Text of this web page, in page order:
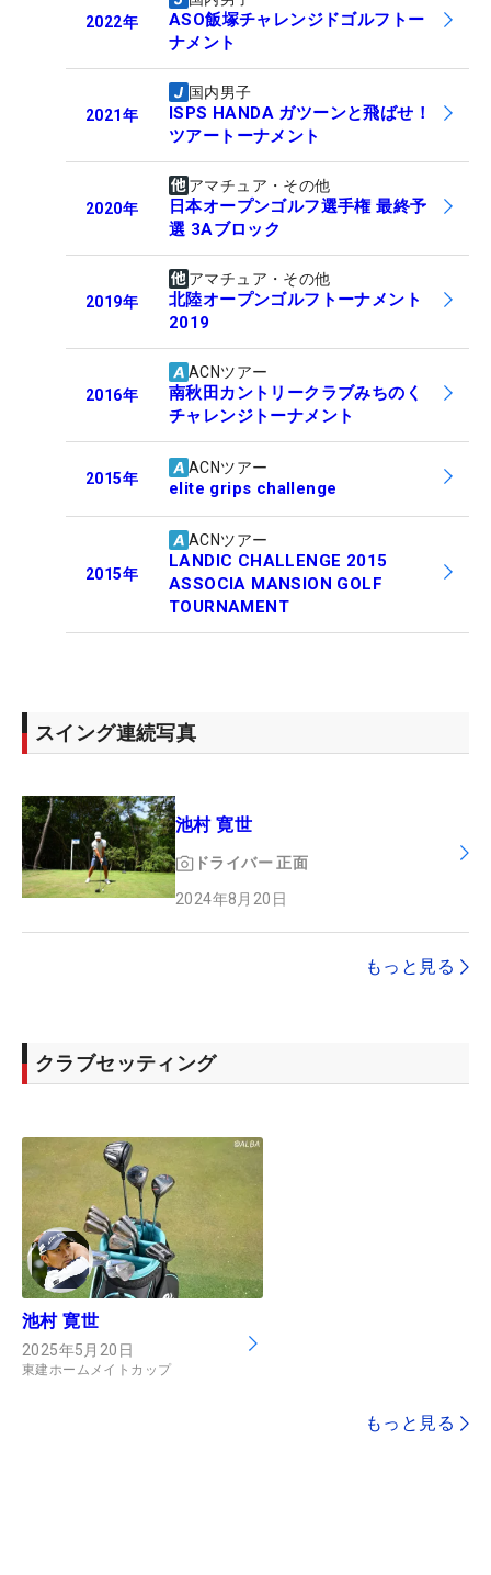
2022年
ASO飯塚チャレンジドゴルフトー
ナメント
2021年
国内男子
ISPS HANDA ガツーンと飛ばせ！
ツアートーナメント
2020年
アマチュア・その他
日本オープンゴルフ選手権 最終予
選 3Aブロック
2019年
アマチュア・その他
北陸オープンゴルフトーナメント
2019
2016年
ACNツアー
南秋田カントリークラブみちのく
チャレンジトーナメント
2015年
ACNツアー
elite grips challenge
2015年
ACNツアー
LANDIC CHALLENGE 2015
ASSOCIA MANSION GOLF
TOURNAMENT
スイング連続写真
池村 寛世
ドライバー 正面
2024年8月20日
もっと見る
クラブセッティング
池村 寛世
2025年5月20日
東建ホームメイトカップ
もっと見る